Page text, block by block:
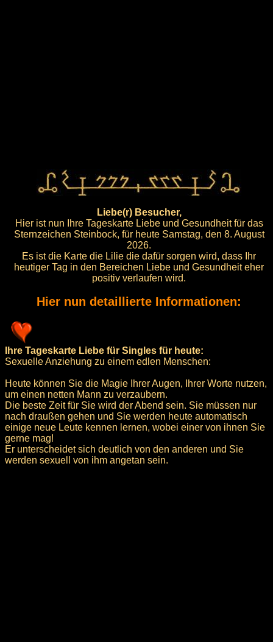
Liebe(r) Besucher,
Hier ist nun Ihre Tageskarte Liebe und Gesundheit für das
Sternzeichen Steinbock, für heute Samstag, den 8. August
2026.
Es ist die Karte die Lilie die dafür sorgen wird, dass Ihr
heutiger Tag in den Bereichen Liebe und Gesundheit eher
positiv verlaufen wird.
Hier nun detaillierte Informationen:
Ihre Tageskarte Liebe für Singles für heute:
Sexuelle Anziehung zu einem edlen Menschen:
Heute können Sie die Magie Ihrer Augen, Ihrer Worte nutzen,
um einen netten Mann zu verzaubern.
Die beste Zeit für Sie wird der Abend sein. Sie müssen nur
nach draußen gehen und Sie werden heute automatisch
einige neue Leute kennen lernen, wobei einer von ihnen Sie
gerne mag!
Er unterscheidet sich deutlich von den anderen und Sie
werden sexuell von ihm angetan sein.